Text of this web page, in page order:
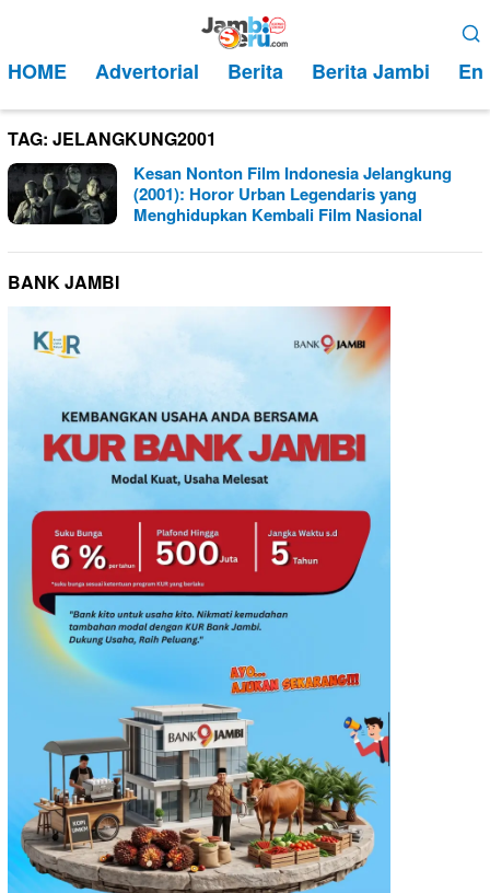
kontenMobile
HOME Advertorial Berita Berita Jambi
TAG: JELANGKUNG2001
Kesan Nonton Film Indonesia Jelangkung
(2001): Horor Urban Legendaris yang
Menghidupkan Kembali Film Nasional
BANK JAMBI